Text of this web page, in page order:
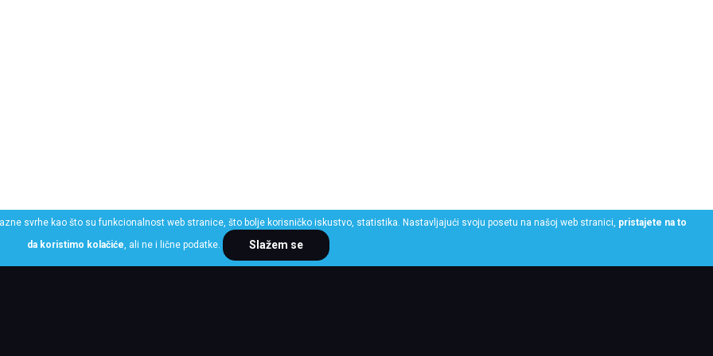
svrhe kao što su funkcionalnost web stranice, što bolje korisničko iskustvo, statistika. Nastavljajući svoju posetu na našoj web stranici, pristajete na to
da koristimo kolačiće , ali ne i lične podatke. Slažem se